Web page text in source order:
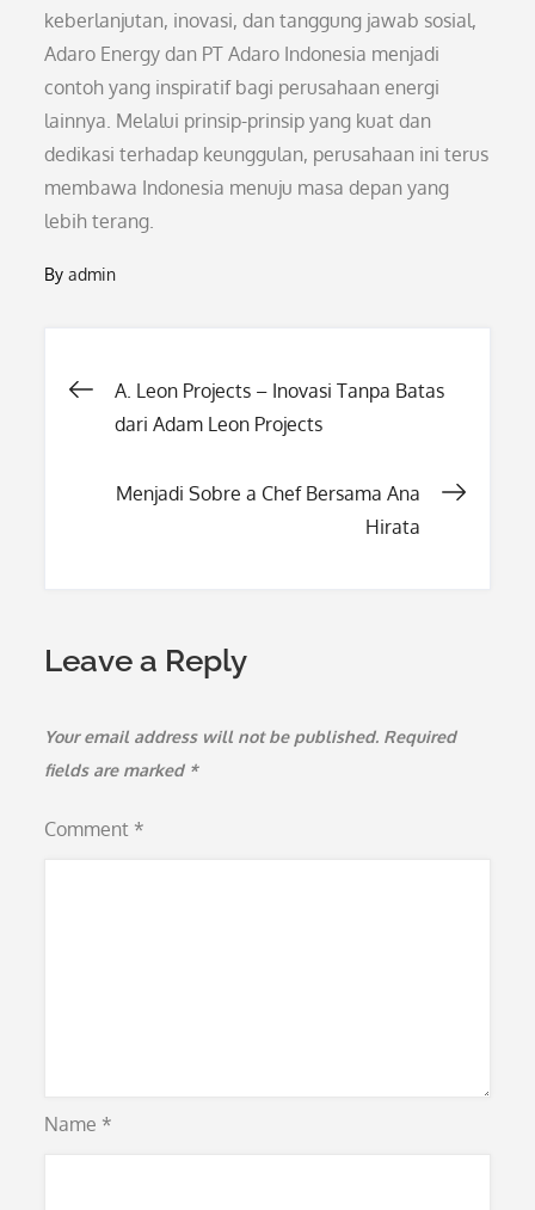
keberlanjutan, inovasi, dan tanggung jawab sosial,
Adaro Energy dan PT Adaro Indonesia menjadi
contoh yang inspiratif bagi perusahaan energi
lainnya. Melalui prinsip-prinsip yang kuat dan
dedikasi terhadap keunggulan, perusahaan ini terus
membawa Indonesia menuju masa depan yang
lebih terang.
Byadmin
Post
A. Leon Projects – Inovasi Tanpa Batas
dari Adam Leon Projects
Menjadi Sobre a Chef Bersama Ana
Hirata
Leave a Reply
Your email address will not be published. Required
fields are marked *
Comment *
Name *